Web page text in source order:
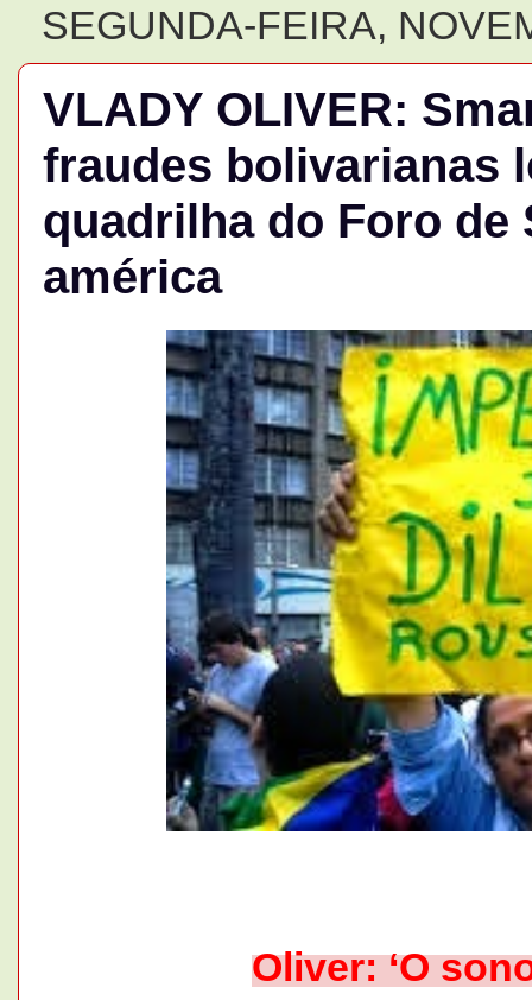
SEGUNDA-FEIRA,
VLADY OLIVER:
fraudes bolivarianas
quadrilha do Foro de
américa
Oliver: ‘O